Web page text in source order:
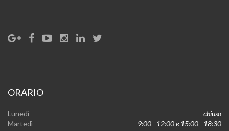
ORARIO
Lunedì
chiuso
Martedì
9:00 - 12:00 e 15:00 - 18:30